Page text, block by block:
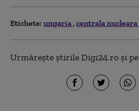
Etichete: ungaria centrala nucleara
Urmărește știrile Digi24.ro și pe